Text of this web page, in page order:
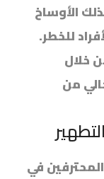
الأوساخ
للخطر.
خلال
من
في